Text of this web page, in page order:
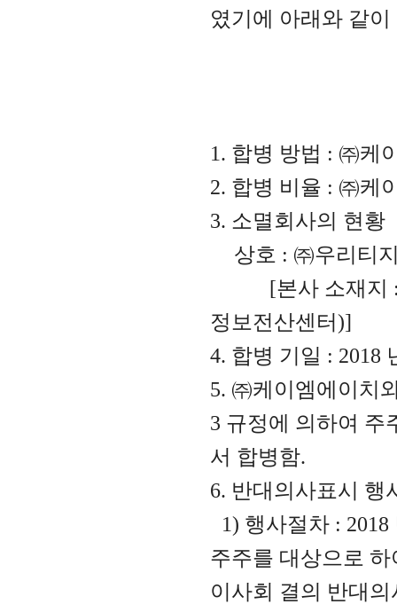
였기에 아래와 같
1. 합병 방법 : ㈜케
2. 합병 비율 : ㈜케
3. 소멸회사의 현황
상호 : ㈜우리티
[본사 소재지
정보전산센터)]
4. 합병 기일 : 2018
5. ㈜케이엠에이치
3 규정에 의하여 주
서 합병함.
6. 반대의사표시 행
1) 행사절차 : 2018
주주를 대상으로
이사회 결의 반대